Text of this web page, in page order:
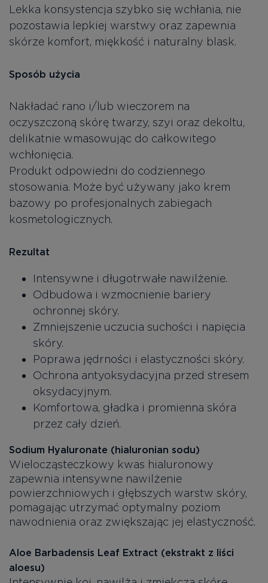
Lekka konsystencja szybko się wchłania, nie
pozostawia lepkiej warstwy oraz zapewnia
skórze komfort, miękkość i naturalny blask.
Sposób użycia
Nakładać rano i/lub wieczorem na
oczyszczoną skórę twarzy, szyi oraz dekoltu,
delikatnie wmasowując do całkowitego
wchłonięcia.
Produkt odpowiedni do codziennego
stosowania. Może być używany jako krem
bazowy po profesjonalnych zabiegach
kosmetologicznych.
Rezultat
Intensywne i długotrwałe nawilżenie.
Odbudowa i wzmocnienie bariery
ochronnej skóry.
Zmniejszenie uczucia suchości i napięcia
skóry.
Poprawa jędrności i elastyczności skóry.
Ochrona antyoksydacyjna przed stresem
oksydacyjnym.
Komfortowa, gładka i promienna skóra
przez cały dzień.
Sodium Hyaluronate (hialuronian sodu)
Wielocząsteczkowy kwas hialuronowy
zapewnia intensywne nawilżenie
powierzchniowych i głębszych warstw skóry,
pomagając utrzymać optymalny poziom
nawodnienia oraz zwiększając jej elastyczność.
Aloe Barbadensis Leaf Extract (ekstrakt z liści
aloesu)